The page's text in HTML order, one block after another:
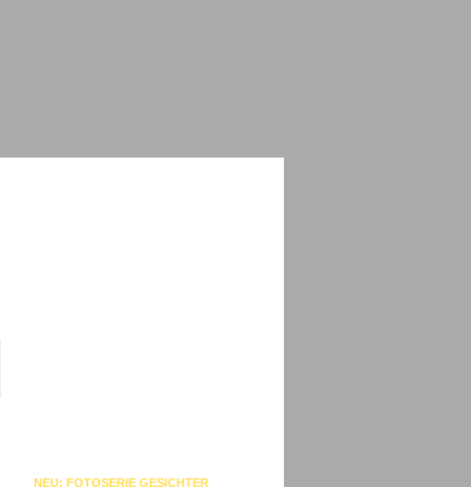
NEU: FOTOSERIE GESICHTER